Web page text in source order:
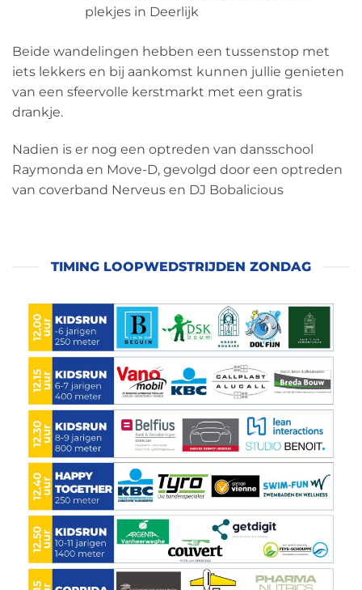
plekjes in Deerlijk
Beide wandelingen hebben een tussenstop met
iets lekkers en bij aankomst kunnen jullie genieten
van een sfeervolle kerstmarkt met een gratis
drankje.
Nadien is er nog een optreden van dansschool
Raymonda en Move-D, gevolgd door een optreden
van coverband Nerveus en DJ Bobalicious
TIMING LOOPWEDSTRIJDEN ZONDAG